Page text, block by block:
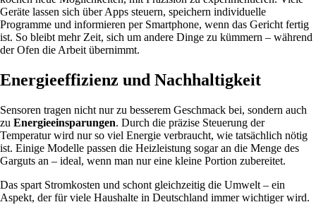
Geräte lassen sich über Apps steuern, speichern individuelle
Programme und informieren per Smartphone, wenn das Gericht fertig
ist. So bleibt mehr Zeit, sich um andere Dinge zu kümmern – während
der Ofen die Arbeit übernimmt.
Energieeffizienz und Nachhaltigkeit
Sensoren tragen nicht nur zu besserem Geschmack bei, sondern auch
zu Energieeinsparungen. Durch die präzise Steuerung der
Temperatur wird nur so viel Energie verbraucht, wie tatsächlich nötig
ist. Einige Modelle passen die Heizleistung sogar an die Menge des
Garguts an – ideal, wenn man nur eine kleine Portion zubereitet.
Das spart Stromkosten und schont gleichzeitig die Umwelt – ein
Aspekt, der für viele Haushalte in Deutschland immer wichtiger wird.